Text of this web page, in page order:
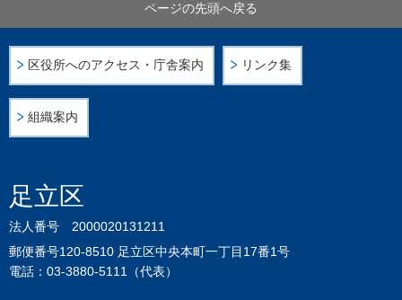
足立区
法人番号 2000020131211
郵便番号120-8510 足立区中央本町一丁目17番1号
電話：03-3880-5111（代表）
区役所へのアクセス・庁舎案内 リンク集
組織案内
ページの先頭へ戻る